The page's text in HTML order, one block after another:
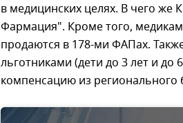
в медицинских целях. В чего же
Фармация". Кроме того,
продаются в 178-ми ФАПах.
льготниками (дети до 3 лет и
компенсацию из регионального